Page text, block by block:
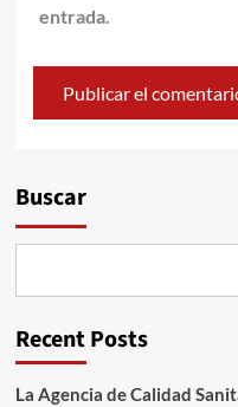
entrada.
Buscar
Recent Posts
La Agencia de Calidad